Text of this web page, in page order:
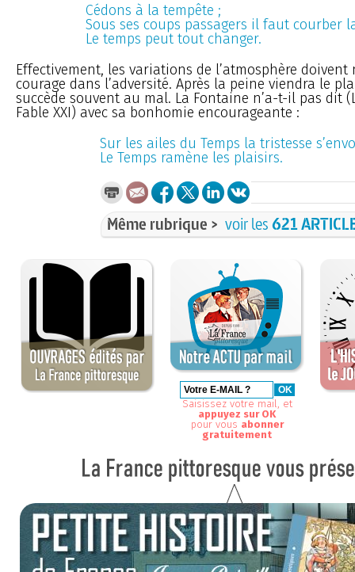
Cédons à la tempête ;
Sous ses coups passagers il faut courber
Le temps peut tout changer.
Effectivement, les variations de l’atmosphère
courage dans l’adversité. Après la peine viendra le
succède souvent au mal. La Fontaine n’a-t-il pas dit
Fable XXI) avec sa bonhomie encourageante :
Sur les ailes du Temps la tristesse
Le Temps ramène les plaisirs.
Même rubrique > voir les621
Saisissez votre mail, et
appuyez sur OK
pour vous abonner
gratuitement